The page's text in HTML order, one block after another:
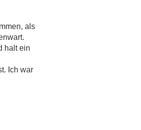
als
halt ein
Ich war